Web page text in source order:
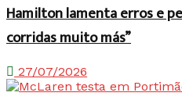
Hamilton lamenta erros e
corridas muito más”
27/07/2026